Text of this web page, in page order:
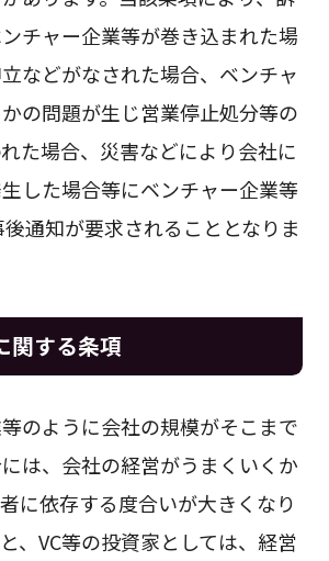
チャー企業等が巻き込まれた場
などがなされた場合、ベンチャ
の問題が生じ営業停止処分等の
た場合、災害などにより会社に
した場合等にベンチャー企業等
通知が要求されることとなりま
関する条項
のように会社の規模がそこまで
は、会社の経営がうまくいくか
に依存する度合いが大きくなり
、VC等の投資家としては、経営